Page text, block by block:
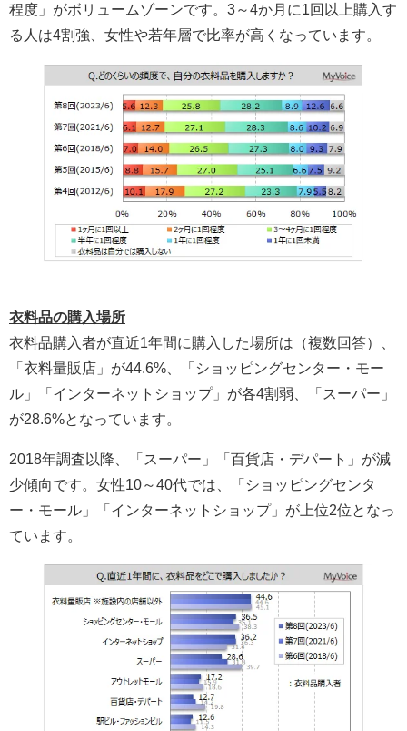
程度」がボリュームゾーンです。3～4か月に1回以上購入す
る人は4割強、女性や若年層で比率が高くなっています。
衣料品の購入場所
衣料品購入者が直近1年間に購入した場所は（複数回答）、
「衣料量販店」が44.6%、「ショッピングセンター・モー
ル」「インターネットショップ」が各4割弱、「スーパー」
が28.6%となっています。
2018年調査以降、「スーパー」「百貨店・デパート」が減
少傾向です。女性10～40代では、「ショッピングセンタ
ー・モール」「インターネットショップ」が上位2位となっ
ています。